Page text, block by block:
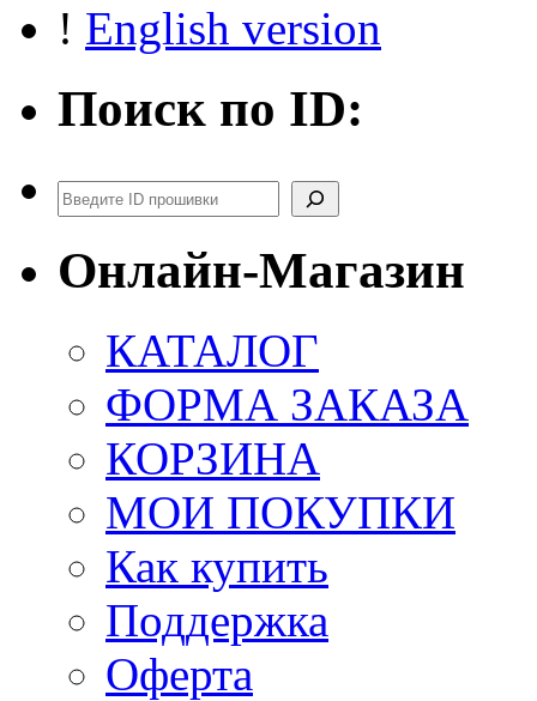
! English version
Поиск по ID:
Поиск
Онлайн-Магазин
КАТАЛОГ
ФОРМА ЗАКАЗА
КОРЗИНА
МОИ ПОКУПКИ
Как купить
Поддержка
Оферта